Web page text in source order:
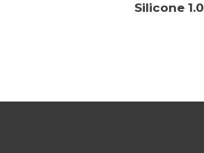
Silicone 1.0